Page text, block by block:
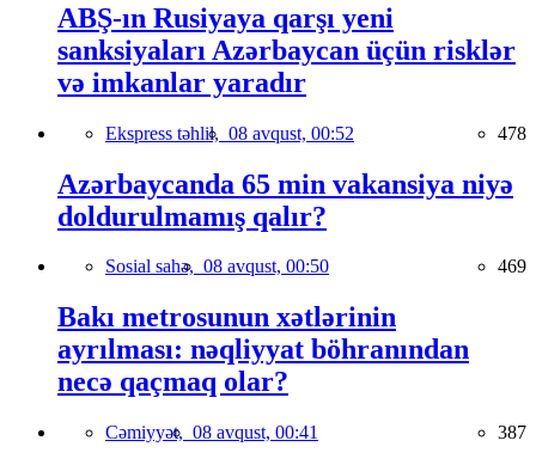
ABŞ-ın Rusiyaya qarşı yeni
sanksiyaları Azərbaycan üçün risklər
və imkanlar yaradır
Ekspress təhlil, 08 avqust, 00:52 478
Azərbaycanda 65 min vakansiya niyə
doldurulmamış qalır?
Sosial sahə, 08 avqust, 00:50 469
Bakı metrosunun xətlərinin
ayrılması: nəqliyyat böhranından
necə qaçmaq olar?
Cəmiyyət, 08 avqust, 00:41 387